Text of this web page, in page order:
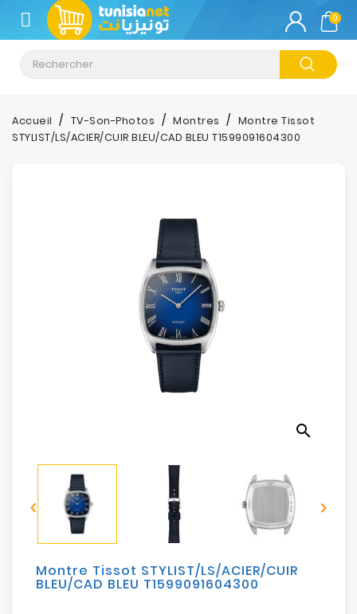
CATÉGORIE
Climatisation
Informatique
Sécurité
Mobilités
0
Accueil TV-Son-Photos Montres
Montre Tissot
STYLIST/LS/ACIER/CUIR BLEU/CAD BLEU T1599091604300
search
 
Montre Tissot STYLIST/LS/ACIER/CUIR
BLEU/CAD BLEU T1599091604300